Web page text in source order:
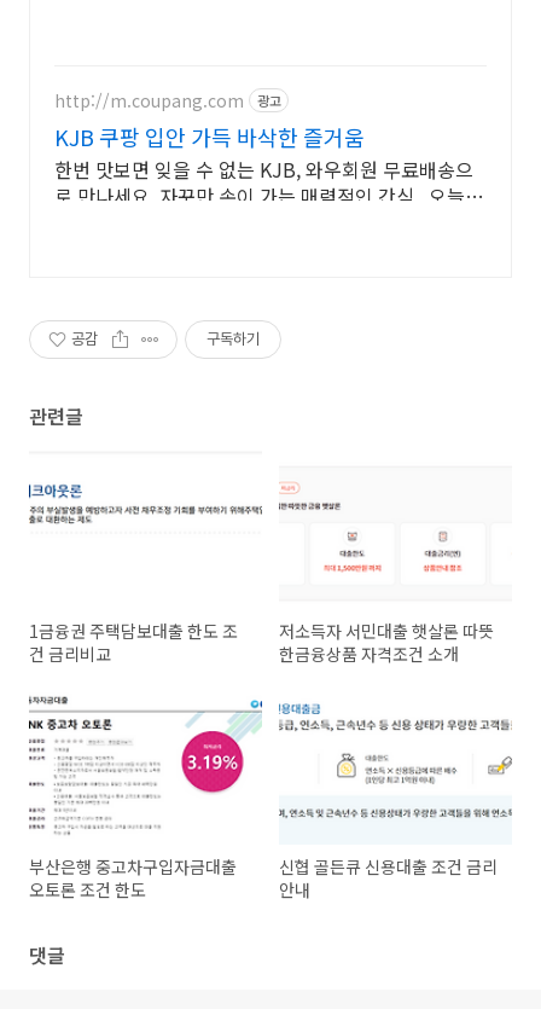
http://m.coupang.com 광고
KJB 쿠팡 입안 가득 바삭한 즐거움
한번 맛보면 잊을 수 없는 KJB, 와우회원 무료배송으
로 만나세요. 자꾸만 손이 가는 매력적인 간식 . 오늘주
공감 구독하기
관련글
1금융권 주택담보대출 한도 조
건 금리비교
저소득자 서민대출 햇살론 따뜻
한금융상품 자격조건 소개
부산은행 중고차구입자금대출
오토론 조건 한도
신협 골든큐 신용대출 조건 금리
안내
댓글